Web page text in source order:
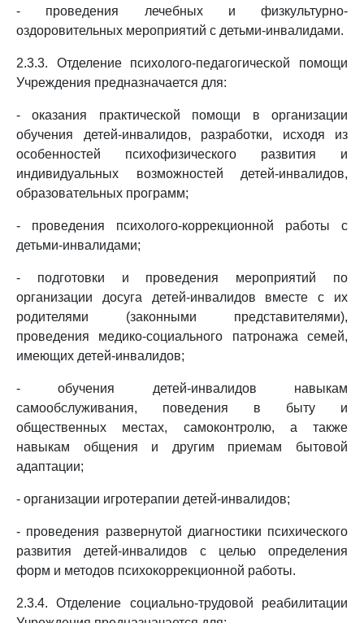
- проведения лечебных и физкультурно-
оздоровительных мероприятий с детьми-инвалидами.
2.3.3. Отделение психолого-педагогической помощи
Учреждения предназначается для:
- оказания практической помощи в организации
обучения детей-инвалидов, разработки, исходя из
особенностей психофизического развития и
индивидуальных возможностей детей-инвалидов,
образовательных программ;
- проведения психолого-коррекционной работы с
детьми-инвалидами;
- подготовки и проведения мероприятий по
организации досуга детей-инвалидов вместе с их
родителями (законными представителями),
проведения медико-социального патронажа семей,
имеющих детей-инвалидов;
- обучения детей-инвалидов навыкам
самообслуживания, поведения в быту и
общественных местах, самоконтролю, а также
навыкам общения и другим приемам бытовой
адаптации;
- организации игротерапии детей-инвалидов;
- проведения развернутой диагностики психического
развития детей-инвалидов с целью определения
форм и методов психокоррекционной работы.
2.3.4. Отделение социально-трудовой реабилитации